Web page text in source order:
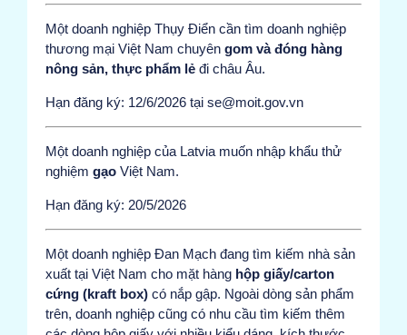
Một doanh nghiệp Thụy Điển cần tìm doanh nghiệp
thương mại Việt Nam chuyên gom và đóng hàng
nông sản, thực phẩm lẻ đi châu Âu.
Hạn đăng ký: 12/6/2026 tại se@moit.gov.vn
Một doanh nghiệp của Latvia muốn nhập khẩu thử
nghiệm gạo Việt Nam.
Hạn đăng ký: 20/5/2026
Một doanh nghiệp Đan Mạch đang tìm kiếm nhà sản
xuất tại Việt Nam cho mặt hàng hộp giấy/carton
cứng (kraft box) có nắp gập. Ngoài dòng sản phẩm
trên, doanh nghiệp cũng có nhu cầu tìm kiếm thêm